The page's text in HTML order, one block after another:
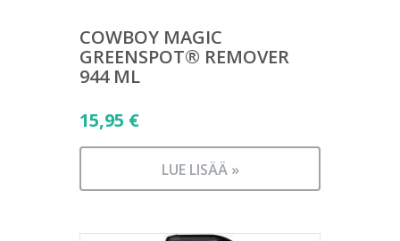
COWBOY MAGIC
GREENSPOT® REMOVER
944 ML
15,95 €
LUE LISÄÄ »